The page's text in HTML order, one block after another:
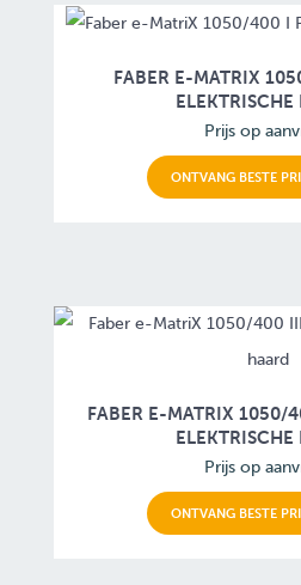
FABER E-MATRIX
ELEKTRISCHE
Prijs op
ONTVANG BESTE
FABER E-MATRIX 1050/
ELEKTRISCHE
Prijs op
ONTVANG BESTE